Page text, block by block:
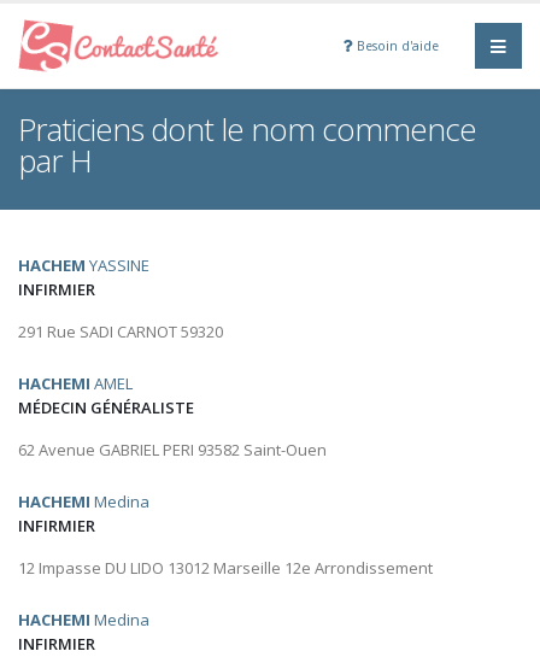
Besoin d'aide
Praticiens dont le nom commence
par H
HACHEM YASSINE
INFIRMIER
291 Rue SADI CARNOT 59320
HACHEMI AMEL
MÉDECIN GÉNÉRALISTE
62 Avenue GABRIEL PERI 93582 Saint-Ouen
HACHEMI Medina
INFIRMIER
12 Impasse DU LIDO 13012 Marseille 12e Arrondissement
HACHEMI Medina
INFIRMIER